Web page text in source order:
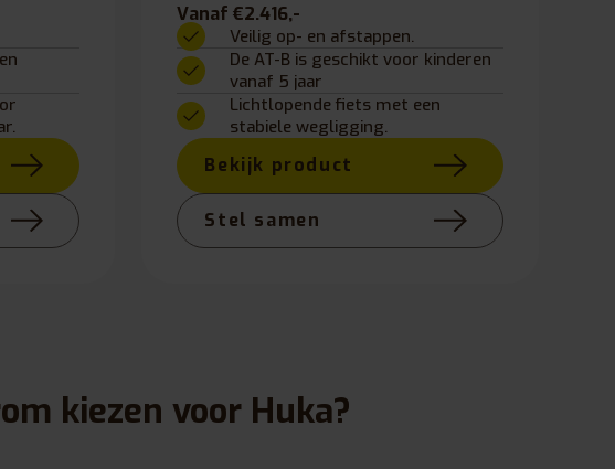
Vanaf €2.416,-
Veilig op- en afstappen.
De AT-B is geschikt voor kinderen
vanaf 5 jaar
Lichtlopende fiets met een
stabiele wegligging.
Bekijk product
Stel samen
kiezen voor Huka?